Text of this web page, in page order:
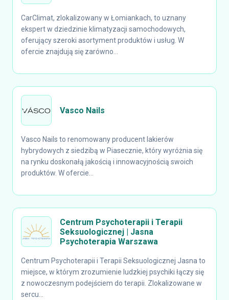
CarClimat, zlokalizowany w Łomiankach, to uznany
ekspert w dziedzinie klimatyzacji samochodowych,
oferujący szeroki asortyment produktów i usług. W
ofercie znajdują się zarówno...
Vasco Nails
Vasco Nails to renomowany producent lakierów
hybrydowych z siedzibą w Piasecznie, który wyróżnia się
na rynku doskonałą jakością i innowacyjnością swoich
produktów. W ofercie...
Centrum Psychoterapii i Terapii
Seksuologicznej | Jasna
Psychoterapia Warszawa
Centrum Psychoterapii i Terapii Seksuologicznej Jasna to
miejsce, w którym zrozumienie ludzkiej psychiki łączy się
z nowoczesnym podejściem do terapii. Zlokalizowane w
sercu...